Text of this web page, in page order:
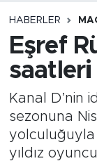
HABERLER
Eşref
saatleri
Kanal D’nin
sezonuna
yolculuğuyla
yıldız